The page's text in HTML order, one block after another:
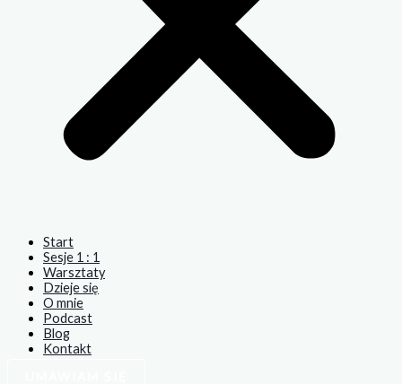
Start
Sesje 1 : 1
Warsztaty
Dzieje się
O mnie
Podcast
Blog
Kontakt